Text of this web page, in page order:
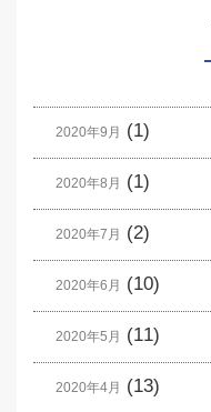
2020年9月 (1)
2020年8月 (1)
2020年7月 (2)
2020年6月 (10)
2020年5月 (11)
2020年4月 (13)